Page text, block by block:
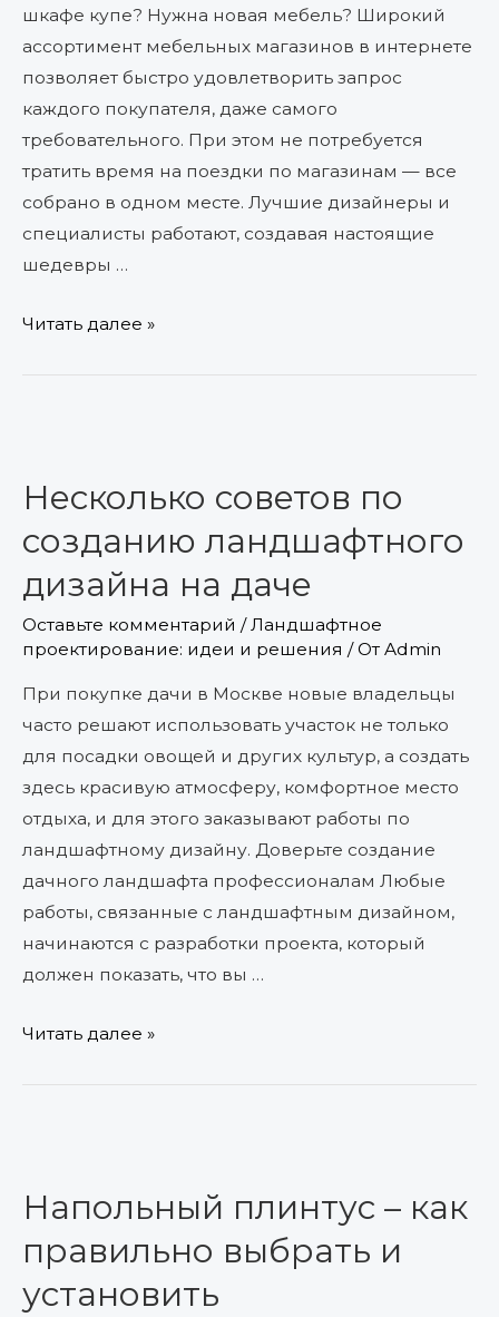
шкафе купе? Нужна новая мебель? Широкий
ассортимент мебельных магазинов в интернете
позволяет быстро удовлетворить запрос
каждого покупателя, даже самого
требовательного. При этом не потребуется
тратить время на поездки по магазинам — все
собрано в одном месте. Лучшие дизайнеры и
специалисты работают, создавая настоящие
шедевры …
Читать далее »
Несколько советов по
созданию ландшафтного
дизайна на даче
Оставьте комментарий /Ландшафтное
проектирование: идеи и решения / От Admin
При покупке дачи в Москве новые владельцы
часто решают использовать участок не только
для посадки овощей и других культур, а создать
здесь красивую атмосферу, комфортное место
отдыха, и для этого заказывают работы по
ландшафтному дизайну. Доверьте создание
дачного ландшафта профессионалам Любые
работы, связанные с ландшафтным дизайном,
начинаются с разработки проекта, который
должен показать, что вы …
по
ландшафтного
дизайна
на
даче
Читать далее »
Напольный плинтус – как
правильно выбрать и
установить
–
правильно
выбрать